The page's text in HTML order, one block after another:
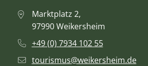
Marktplatz 2,
97990 Weikersheim
+49 (0) 7934 102 55
tourismus@weikersheim.de